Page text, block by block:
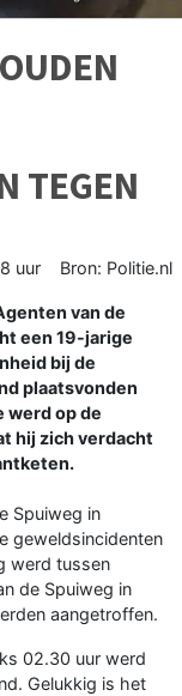
TEGEN
uur Bron: Politie.nl
van de
een 19-jarige
bij de
plaatsvonden
werd op de
hij zich verdacht
Spuiweg in
geweldsincidenten
werd tussen
de Spuiweg in
aangetroffen.
02.30 uur werd
Gelukkig is het